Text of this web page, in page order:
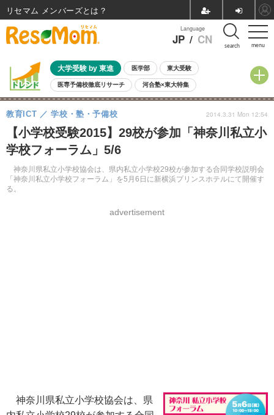
menu
Language
JP / CN search
大学受験 by 東進 医学部 東大受験
医専予備校徹底リサーチ 河合塾×東大特集
親子で考える大学選び 高校受験 中学受験 小学校受験
共通テスト 夏休み 8月開催学校説明会・相談会
8月開催イベント・WS 全国公立高校 過去問 人気記事
自由研究教材（小学生向け） 自由研究教材（中学生向け）
【小学校受験2015】29校が参加「神奈川私立小
学校フォーラム」5/6
神奈川県私立小学校協会は、県内私立小学校29校が参加する合同学校説明会
「神奈川私立小学校フォーラム」を5月6日に新横浜プリンスホテルにて開催す
る。
教育ICT 学校・塾・予備校
advertisement
2014.3.31 Mon 12:54
神奈川県私立小学校協会は、県
リセマム メンバーズ